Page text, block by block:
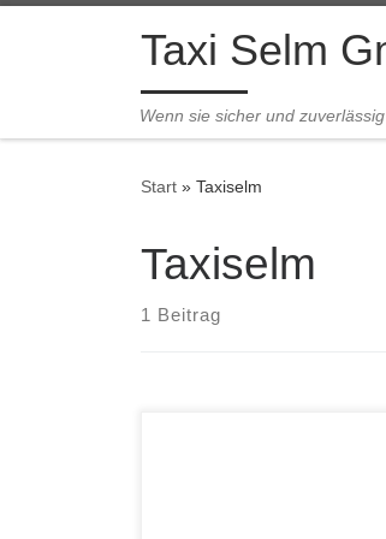
Zum Inhalt springenTaxi Selm
Wenn sie sicher und
Start » Taxiselm
Taxiselm
1 Beitrag